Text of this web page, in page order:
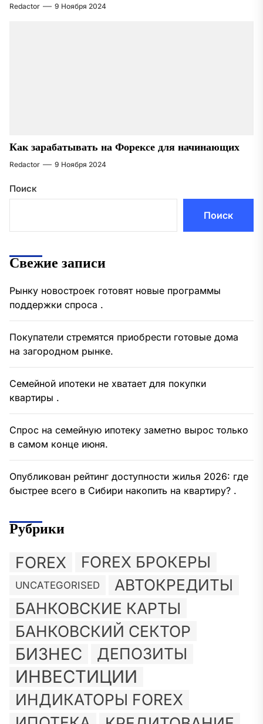
Redactor 9 Ноября 2024
Как зарабатывать на Форексе для начинающих
Redactor 9 Ноября 2024
Поиск
Поиск
Свежие записи
Рынку новостроек готовят новые программы
поддержки спроса .
Покупатели стремятся приобрести готовые дома
на загородном рынке.
Семейной ипотеки не хватает для покупки
квартиры .
Спрос на семейную ипотеку заметно вырос только
в самом конце июня.
Опубликован рейтинг доступности жилья 2026: где
быстрее всего в Сибири накопить на квартиру? .
Рубрики
FOREX FOREX БРОКЕРЫ
UNCATEGORISED АВТОКРЕДИТЫ
БАНКОВСКИЕ КАРТЫ
БАНКОВСКИЙ СЕКТОР
БИЗНЕС ДЕПОЗИТЫ
ИНВЕСТИЦИИ
ИНДИКАТОРЫ FOREX